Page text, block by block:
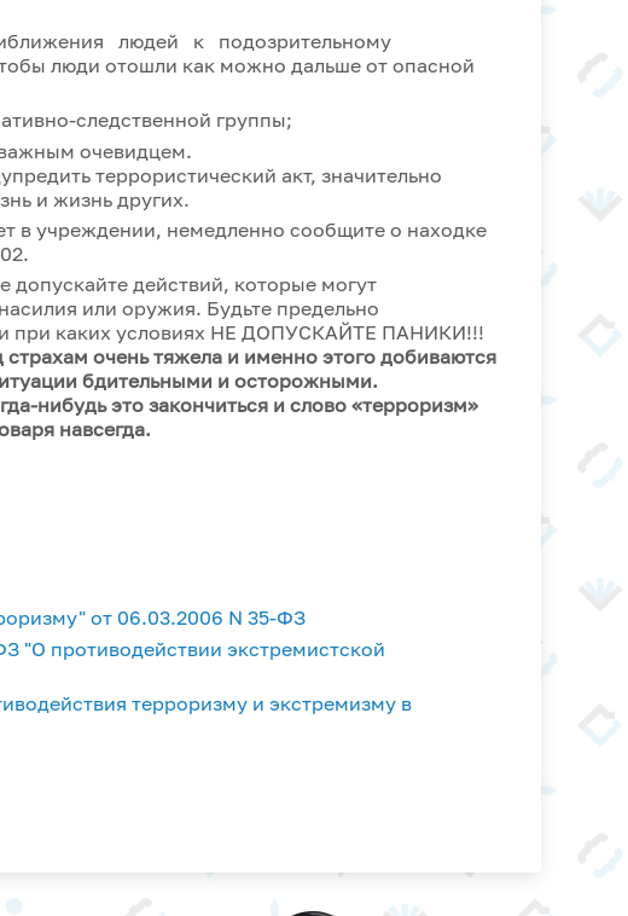
людей к подозрительному
люди отошли как можно дальше от опасной
следственной группы;
очевидцем.
террористический акт, значительно
и жизнь других.
в учреждении, немедленно сообщите о находке
допускайте действий, которые могут
или оружия. Будьте предельно
при каких условиях НЕ ДОПУСКАЙТЕ ПАНИКИ!!!
очень тяжела и именно этого добиваются
бдительными и осторожными.
нибудь это закончиться и слово «терроризм»
навсегда.
от 06.03.2006 N 35-ФЗ
"О противодействии экстремистской
терроризму и экстремизму в